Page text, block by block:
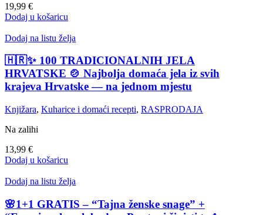
19,99 €
Dodaj u košaricu
Dodaj na listu želja
🇭🇷✨ 100 TRADICIONALNIH JELA
HRVATSKE 🍲 Najbolja domaća jela iz svih
krajeva Hrvatske — na jednom mjestu
Knjižara, Kuharice i domaći recepti, RASPRODAJA
Na zalihi
13,99 €
Dodaj u košaricu
Dodaj na listu želja
🌸1+1 GRATIS – “Tajna ženske snage” +